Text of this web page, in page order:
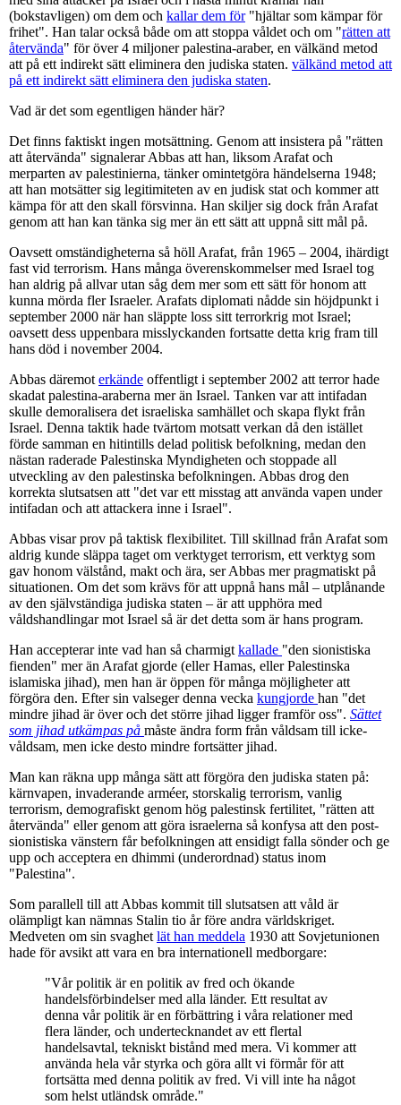
(bokstavligen) om dem och kallar dem för"hjältar som kämpar för
frihet". Han talar också både om att stoppa våldet och om "rätten att
återvända" för över 4 miljoner palestina-araber, en välkänd metod
att på ett indirekt sätt eliminera den judiska staten. välkänd metod att
på ett indirekt sätt eliminera den judiska staten.
Vad är det som egentligen händer här?
Det finns faktiskt ingen motsättning. Genom att insistera på "rätten
att återvända" signalerar Abbas att han, liksom Arafat och
merparten av palestinierna, tänker omintetgöra händelserna 1948;
att han motsätter sig legitimiteten av en judisk stat och kommer att
kämpa för att den skall försvinna. Han skiljer sig dock från Arafat
genom att han kan tänka sig mer än ett sätt att uppnå sitt mål på.
Oavsett omständigheterna så höll Arafat, från 1965 – 2004, ihärdigt
fast vid terrorism. Hans många överenskommelser med Israel tog
han aldrig på allvar utan såg dem mer som ett sätt för honom att
kunna mörda fler Israeler. Arafats diplomati nådde sin höjdpunkt i
september 2000 när han släppte loss sitt terrorkrig mot Israel;
oavsett dess uppenbara misslyckanden fortsatte detta krig fram till
hans död i november 2004.
Abbas däremot erkände offentligt i september 2002 att terror hade
skadat palestina-araberna mer än Israel. Tanken var att intifadan
skulle demoralisera det israeliska samhället och skapa flykt från
Israel. Denna taktik hade tvärtom motsatt verkan då den istället
förde samman en hitintills delad politisk befolkning, medan den
nästan raderade Palestinska Myndigheten och stoppade all
utveckling av den palestinska befolkningen. Abbas drog den
korrekta slutsatsen att "det var ett misstag att använda vapen under
intifadan och att attackera inne i Israel".
Abbas visar prov på taktisk flexibilitet. Till skillnad från Arafat som
aldrig kunde släppa taget om verktyget terrorism, ett verktyg som
gav honom välstånd, makt och ära, ser Abbas mer pragmatiskt på
situationen. Om det som krävs för att uppnå hans mål – utplånande
av den självständiga judiska staten – är att upphöra med
våldshandlingar mot Israel så är det detta som är hans program.
Han accepterar inte vad han så charmigt kallade "den sionistiska
fienden" mer än Arafat gjorde (eller Hamas, eller Palestinska
islamiska jihad), men han är öppen för många möjligheter att
förgöra den. Efter sin valseger denna vecka kungjorde han "det
mindre jihad är över och det större jihad ligger framför oss". Sättet
som jihad utkämpas på måste ändra form från våldsam till icke-
våldsam, men icke desto mindre fortsätter jihad.
Man kan räkna upp många sätt att förgöra den judiska staten på:
kärnvapen, invaderande arméer, storskalig terrorism, vanlig
terrorism, demografiskt genom hög palestinsk fertilitet, "rätten att
återvända" eller genom att göra israelerna så konfysa att den post-
sionistiska vänstern får befolkningen att ensidigt falla sönder och ge
upp och acceptera en dhimmi (underordnad) status inom
"Palestina".
Som parallell till att Abbas kommit till slutsatsen att våld är
olämpligt kan nämnas Stalin tio år före andra världskriget.
Medveten om sin svaghet lät han meddela 1930 att Sovjetunionen
hade för avsikt att vara en bra internationell medborgare:
"Vår politik är en politik av fred och ökande
handelsförbindelser med alla länder. Ett resultat av
denna vår politik är en förbättring i våra relationer med
flera länder, och undertecknandet av ett flertal
handelsavtal, tekniskt bistånd med mera. Vi kommer att
använda hela vår styrka och göra allt vi förmår för att
fortsätta med denna politik av fred. Vi vill inte ha något
som helst utländsk område."